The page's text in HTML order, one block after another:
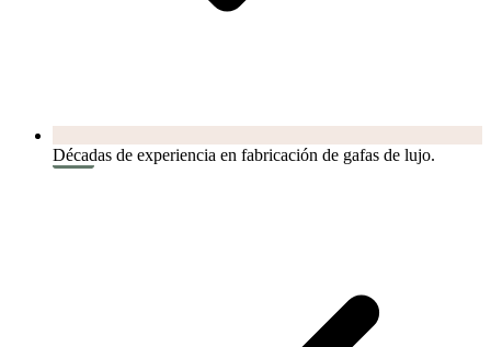
Décadas de experiencia en fabricación de gafas de lujo.